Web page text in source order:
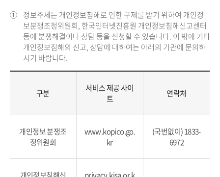
① 정보주체는 개인정보침해로 인한 구제를 받기 위하여 개인정
보분쟁조정위원회, 한국인터넷진흥원 개인정보침해신고센터
등에 분쟁해결이나 상담 등을 신청할 수 있습니다. 이 밖에 기타
개인정보침해의 신고, 상담에 대하여는 아래의 기관에 문의하
시기 바랍니다.
구분
서비스 제공 사이
트
연락처
개인정보 분쟁조
정위원회
www.kopico.go.
kr
(국번없이) 1833-
6972
개인정보침해신 privacy.kisa.or.k